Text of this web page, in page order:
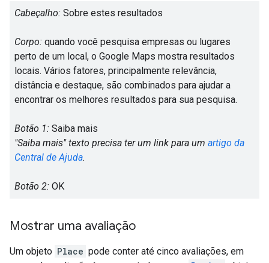
Cabeçalho: Sobre estes resultados
Corpo: quando você pesquisa empresas ou lugares
perto de um local, o Google Maps mostra resultados
locais. Vários fatores, principalmente relevância,
distância e destaque, são combinados para ajudar a
encontrar os melhores resultados para sua pesquisa.
Botão 1: Saiba mais
"Saiba mais" texto precisa ter um link para um artigo da
Central de Ajuda.
Botão 2: OK
Mostrar uma avaliação
Um objeto Place pode conter até cinco avaliações, em